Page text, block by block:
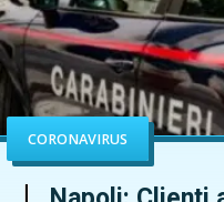
CORONAVIRUS